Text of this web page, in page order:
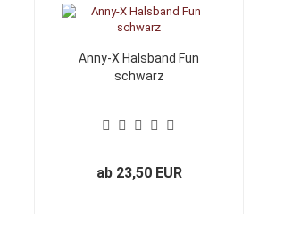
Anny-X Halsband Fun
schwarz
ab 23,50 EUR